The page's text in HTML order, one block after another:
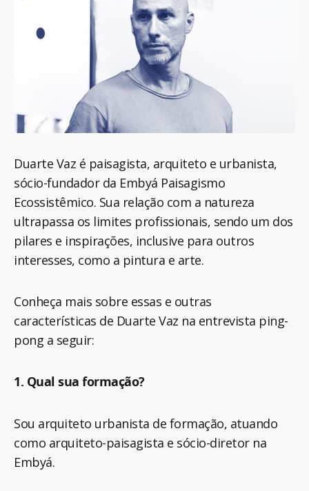
Duarte Vaz é paisagista, arquiteto e urbanista,
sócio-fundador da Embyá Paisagismo
Ecossistêmico. Sua relação com a natureza
ultrapassa os limites profissionais, sendo um dos
pilares e inspirações, inclusive para outros
interesses, como a pintura e arte.
Conheça mais sobre essas e outras
características de Duarte Vaz na entrevista ping-
pong a seguir:
1. Qual sua formação?
Sou arquiteto urbanista de formação, atuando
como arquiteto-paisagista e sócio-diretor na
Embyá.